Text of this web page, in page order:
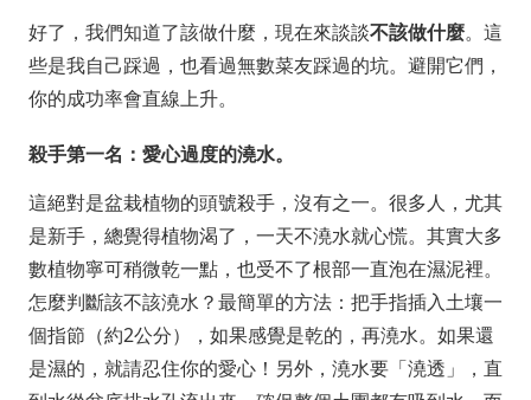
好了，我們知道了該做什麼，現在來談談不該做什麼。這
些是我自己踩過，也看過無數菜友踩過的坑。避開它們，
你的成功率會直線上升。
殺手第一名：愛心過度的澆水。
這絕對是盆栽植物的頭號殺手，沒有之一。很多人，尤其
是新手，總覺得植物渴了，一天不澆水就心慌。其實大多
數植物寧可稍微乾一點，也受不了根部一直泡在濕泥裡。
怎麼判斷該不該澆水？最簡單的方法：把手指插入土壤一
個指節（約2公分），如果感覺是乾的，再澆水。如果還
是濕的，就請忍住你的愛心！另外，澆水要「澆透」，直